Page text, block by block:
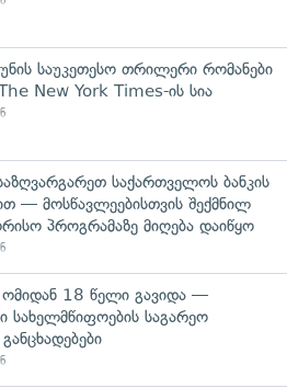
საუკეთესო თრილერი რომანები
New York Times-ის სია
საქართველოს ბანკის
— მოსწავლეებისთვის შექმნილ
პროგრამაზე მიღება დაიწყო
ომიდან 18 წელი გავიდა —
სახელმწიფოების საგარეო